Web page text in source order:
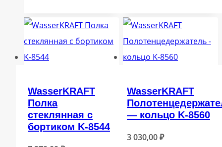
WasserKRAFT
Полка
стеклянная с
бортиком K-8544
WasserKRAFT
— кольцо K-8560
3 030,00₽